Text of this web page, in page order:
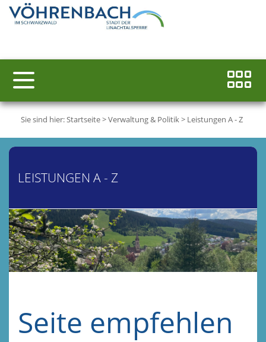
Sie sind hier:Startseite>Verwaltung & Politik> Leistungen A - Z
LEISTUNGEN A - Z
Seite empfehlen